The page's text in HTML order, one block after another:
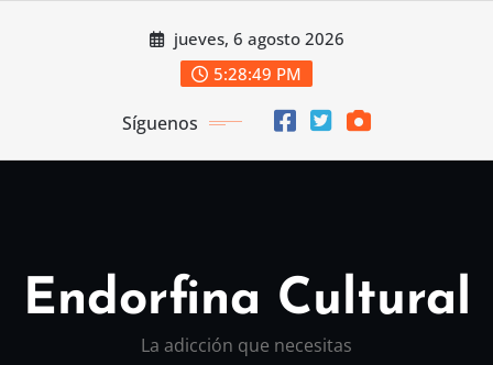
jueves, 6 agosto 2026
5:28:49 PM
Síguenos
Endorfina Cultural
La adicción que necesitas